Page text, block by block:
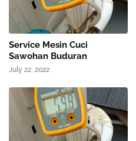
Service Mesin Cuci
Sawohan Buduran
July 22, 2022